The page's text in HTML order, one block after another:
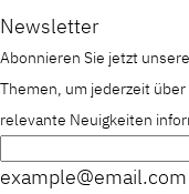
Newsletter
Abonnieren Sie jetzt
Themen, um jederzeit
relevante Neuigkeiten
example@email.com